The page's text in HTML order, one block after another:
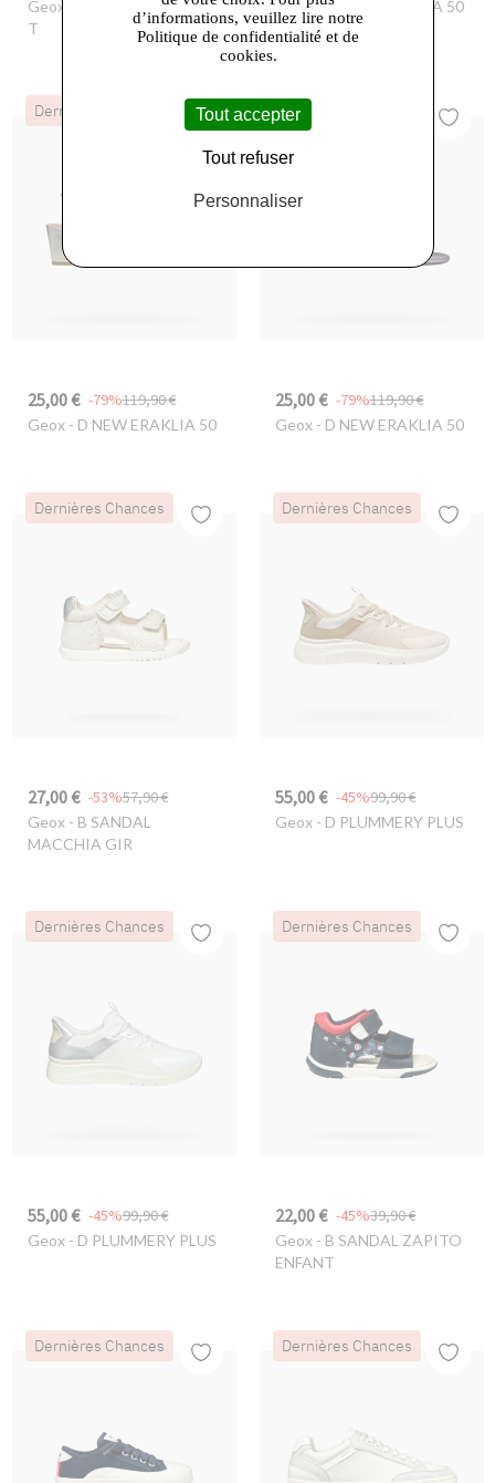
Geox
- D NEW ERAKLIA 50
T
Geox- D NEW ERAKLIA 50
Dernières Chances
25,00 € 119,90 €
-79%
Geox- D NEW ERAKLIA 50
Dernières Chances
25,00 € 119,90 €
-79%
Geox- D NEW ERAKLIA 50
Dernières Chances
27,00 € 57,90 €
-53%
Geox- B SANDAL
MACCHIA GIR
Dernières Chances
55,00 € 99,90 €
-45%
Geox- D PLUMMERY PLUS
Dernières Chances
55,00 € 99,90 €
-45%
Geox- D PLUMMERY PLUS
Dernières Chances
22,00 € 39,90 €
-45%
Geox- B SANDAL ZAPITO
ENFANT
Dernières Chances Dernières Chances
d’informations, veuillez lire notre
Politique de confidentialité et de
cookies.
Tout accepter
Tout refuser
Personnaliser